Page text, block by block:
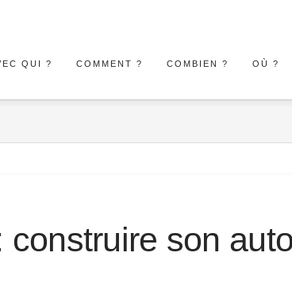
QUI ?
DE
ET
COMMENT ?
MÉTHODES
PROPOSÉS
COMBIEN ? OÙ ?
son